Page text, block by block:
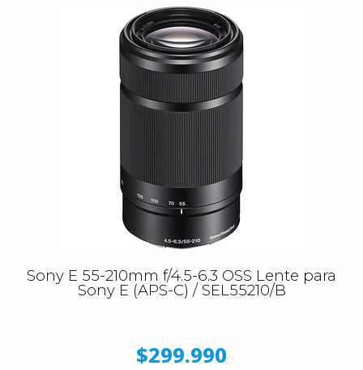
Sony E 55-210mm f/4.5-6.3 OSS Lente para
Sony E (APS-C) / SEL55210/B
$299.990